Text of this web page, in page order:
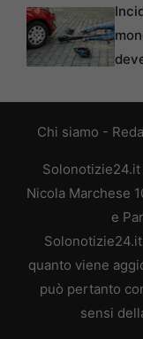
Chi siamo -
Solonotizie24.it
Nicola Marchese
e
quanto viene
può pertanto
sensi